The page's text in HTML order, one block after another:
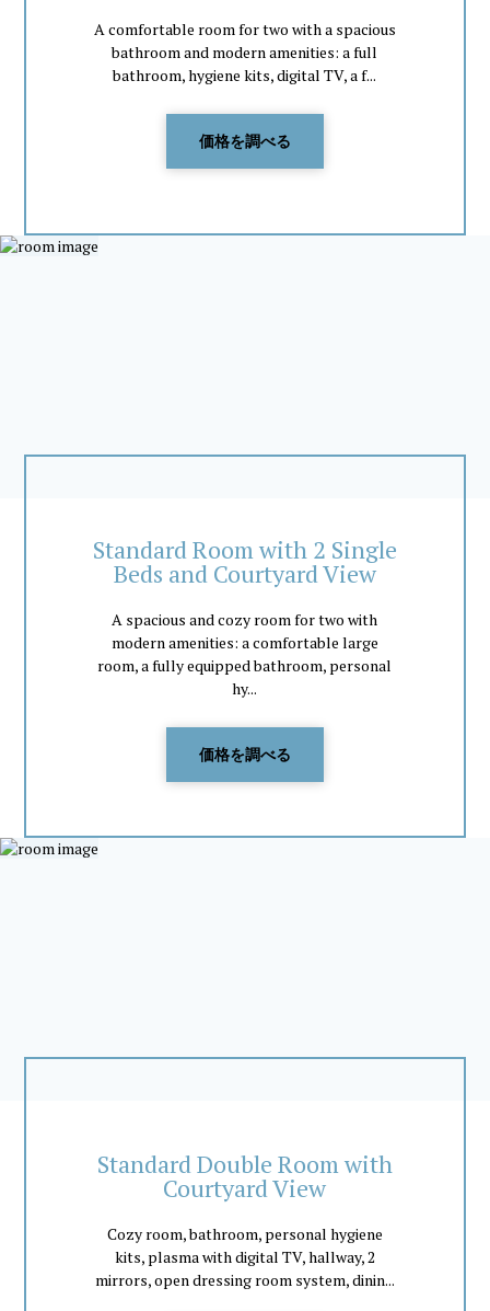
A comfortable room for two with a spacious
bathroom and modern amenities: a full
bathroom, hygiene kits, digital TV, a f...
価格を調べる
Standard Room with 2 Single
Beds and Courtyard View
A spacious and cozy room for two with
modern amenities: a comfortable large
room, a fully equipped bathroom, personal
hy...
価格を調べる
Standard Double Room with
Courtyard View
Cozy room, bathroom, personal hygiene
kits, plasma with digital TV, hallway, 2
mirrors, open dressing room system, dinin...